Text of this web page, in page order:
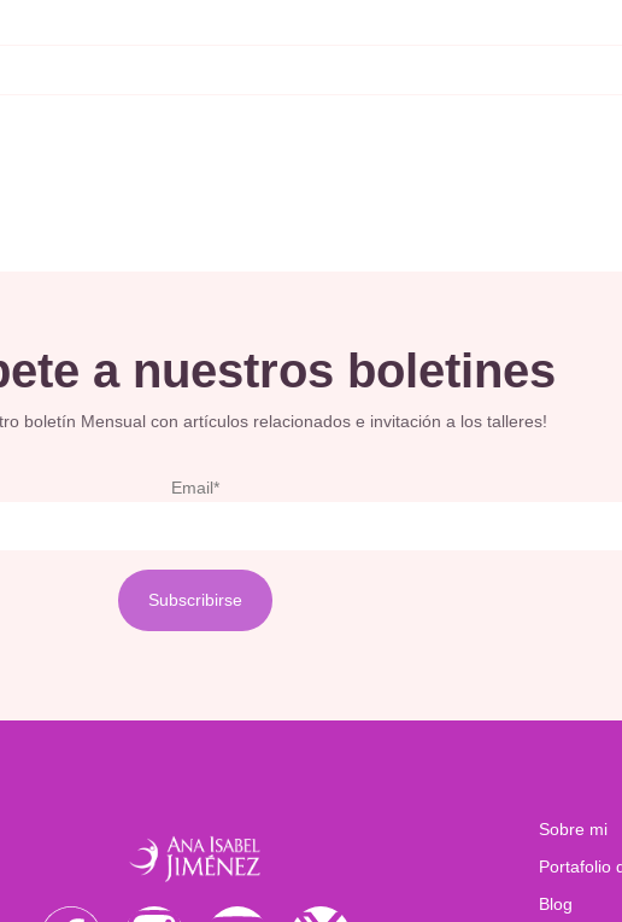
a nuestros boletines
boletín Mensual con artículos relacionados e invitación a los talleres!
Email*
Sobre mi
Portafolio
Blog